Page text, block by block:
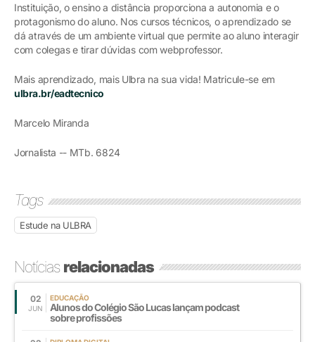
Instituição, o ensino a distância proporciona a autonomia e o
protagonismo do aluno. Nos cursos técnicos, o aprendizado se
dá através de um ambiente virtual que permite ao aluno interagir
com colegas e tirar dúvidas com webprofessor.
Mais aprendizado, mais Ulbra na sua vida! Matricule-se em
ulbra.br/eadtecnico
Marcelo Miranda
Jornalista -- MTb. 6824
Tags
Estude na ULBRA
Notíciasrelacionadas
02
JUN
EDUCAÇÃO
Alunos do Colégio São Lucas lançam podcast
sobre profissões